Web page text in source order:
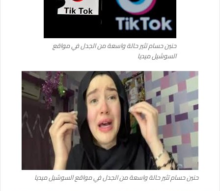
حنين حسام تثير حالة واسعة من الجدل في مواقع
السوشيل ميديا
حنين حسام تثير حالة واسعة من الجدل في مواقع السوشيل ميديا